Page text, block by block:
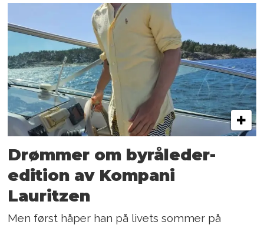
Drømmer om byråleder-
edition av Kompani
Lauritzen
Men først håper han på livets sommer på